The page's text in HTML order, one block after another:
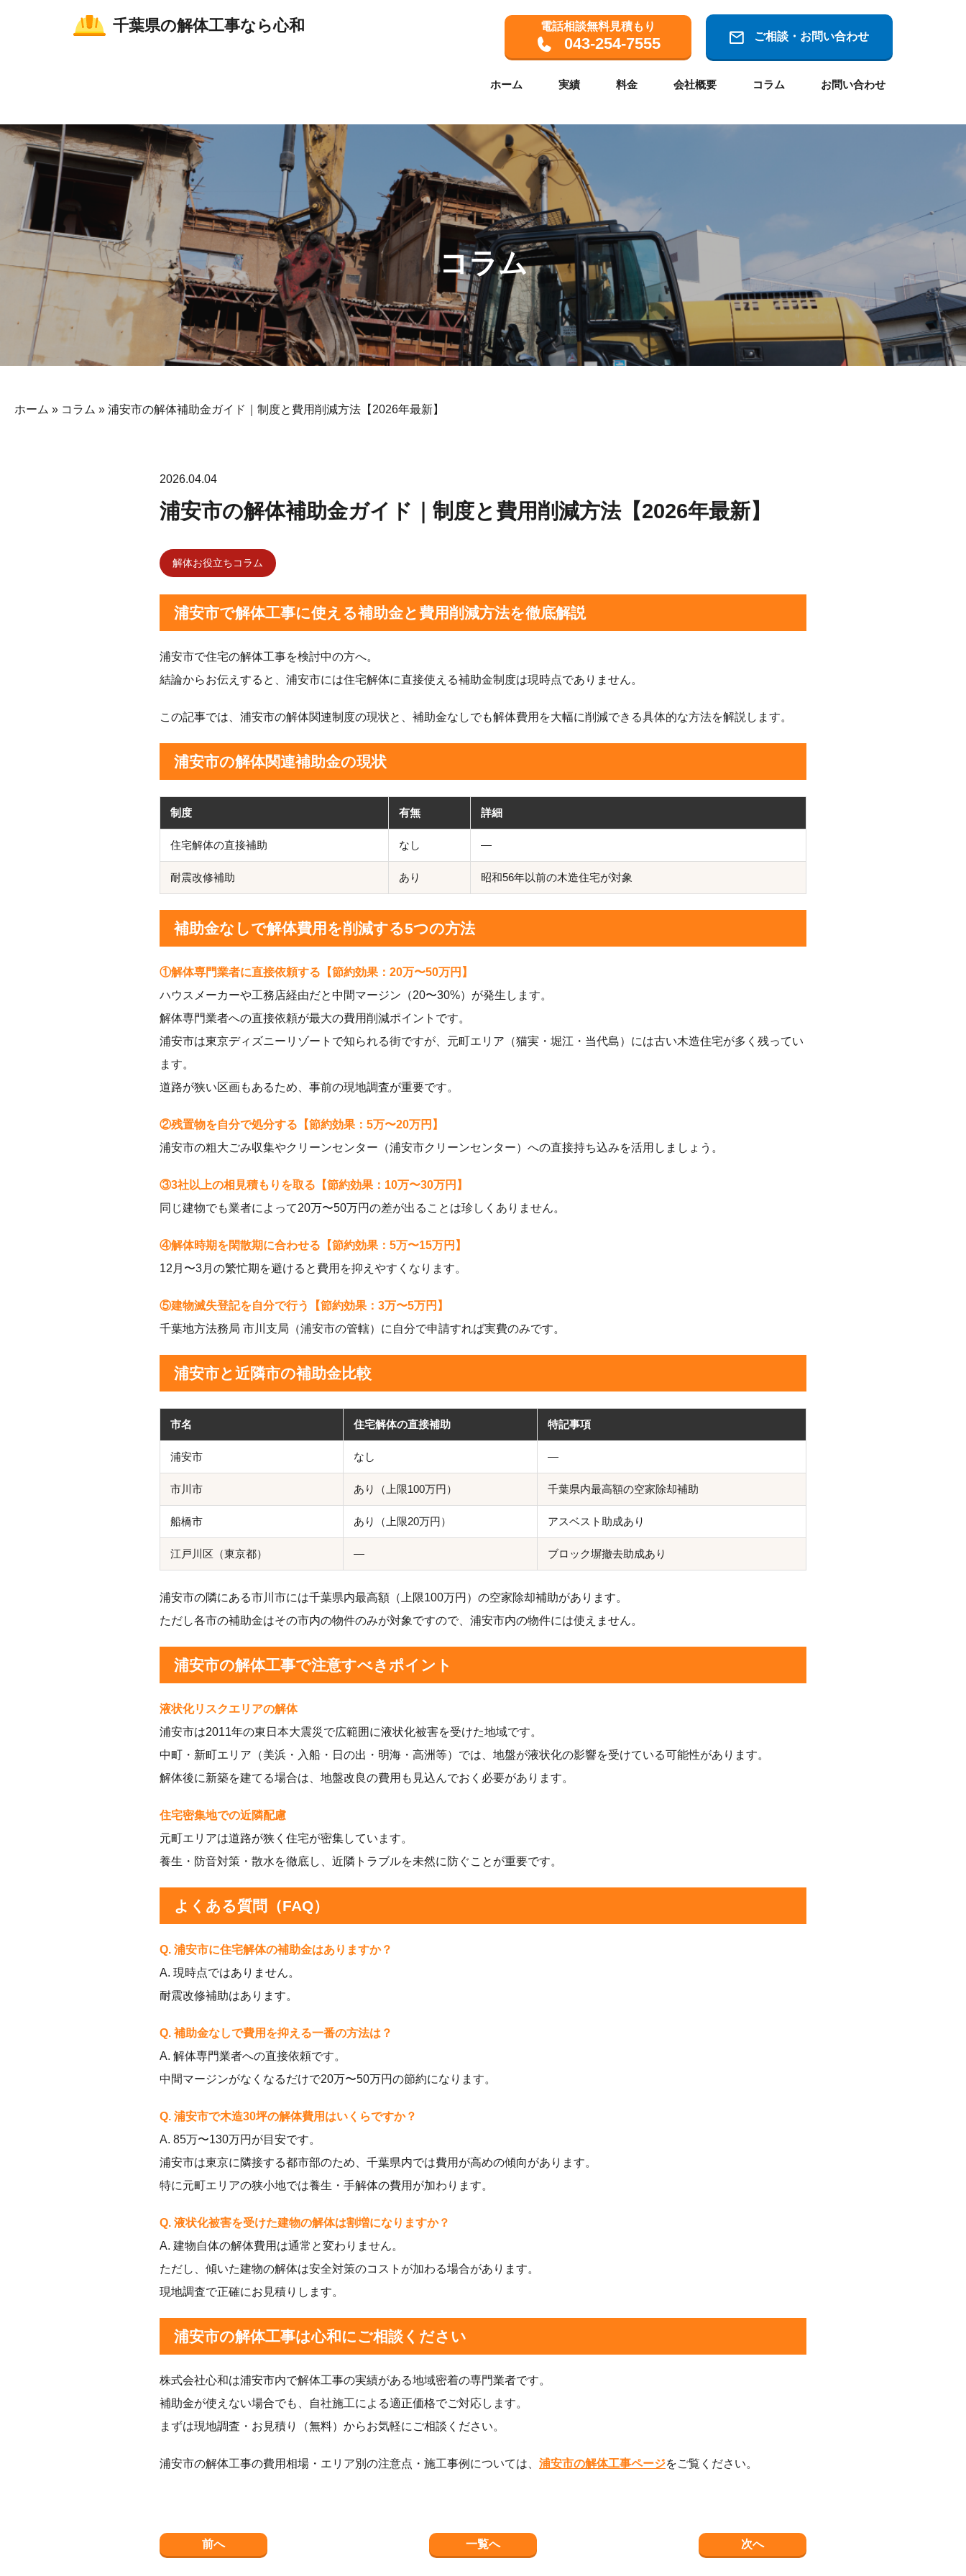
千葉県の解体工事なら心和
千葉県の解体工事なら株式会社心和
電話相談無料見積もり
043-254-7555 ご相談・お問い合わせ
ホーム 実績 料金 会社概要 コラム お問い合わせ
コラム
ホーム » コラム » 浦安市の解体補助金ガイド｜制度と費用削減方法【2026年最新】
2026.04.04
浦安市の解体補助金ガイド｜制度と費用削減方法【2026年最新】
解体お役立ちコラム
浦安市で解体工事に使える補助金と費用削減方法を徹底解説
浦安市で住宅の解体工事を検討中の方へ。
結論からお伝えすると、浦安市には住宅解体に直接使える補助金制度は現時点でありません。
この記事では、浦安市の解体関連制度の現状と、補助金なしでも解体費用を大幅に削減できる具体的な方法を解説します。
浦安市の解体関連補助金の現状
制度 有無 詳細
住宅解体の直接補助 なし —
耐震改修補助 あり 昭和56年以前の木造住宅が対象
補助金なしで解体費用を削減する5つの方法
①解体専門業者に直接依頼する【節約効果：20万〜50万円】
ハウスメーカーや工務店経由だと中間マージン（20〜30%）が発生します。
解体専門業者への直接依頼が最大の費用削減ポイントです。
浦安市は東京ディズニーリゾートで知られる街ですが、元町エリア（猫実・堀江・当代島）には古い木造住宅が多く残ってい
ます。
道路が狭い区画もあるため、事前の現地調査が重要です。
②残置物を自分で処分する【節約効果：5万〜20万円】
浦安市の粗大ごみ収集やクリーンセンター（浦安市クリーンセンター）への直接持ち込みを活用しましょう。
③3社以上の相見積もりを取る【節約効果：10万〜30万円】
同じ建物でも業者によって20万〜50万円の差が出ることは珍しくありません。
④解体時期を閑散期に合わせる【節約効果：5万〜15万円】
12月〜3月の繁忙期を避けると費用を抑えやすくなります。
⑤建物滅失登記を自分で行う【節約効果：3万〜5万円】
千葉地方法務局 市川支局（浦安市の管轄）に自分で申請すれば実費のみです。
浦安市と近隣市の補助金比較
市名 住宅解体の直接補助 特記事項
浦安市 なし —
市川市 あり（上限100万円） 千葉県内最高額の空家除却補助
船橋市 あり（上限20万円） アスベスト助成あり
江戸川区（東京都） — ブロック塀撤去助成あり
浦安市の隣にある市川市には千葉県内最高額（上限100万円）の空家除却補助があります。
ただし各市の補助金はその市内の物件のみが対象ですので、浦安市内の物件には使えません。
浦安市の解体工事で注意すべきポイント
液状化リスクエリアの解体
浦安市は2011年の東日本大震災で広範囲に液状化被害を受けた地域です。
中町・新町エリア（美浜・入船・日の出・明海・高洲等）では、地盤が液状化の影響を受けている可能性があります。
解体後に新築を建てる場合は、地盤改良の費用も見込んでおく必要があります。
住宅密集地での近隣配慮
元町エリアは道路が狭く住宅が密集しています。
養生・防音対策・散水を徹底し、近隣トラブルを未然に防ぐことが重要です。
よくある質問（FAQ）
Q. 浦安市に住宅解体の補助金はありますか？
A. 現時点ではありません。
耐震改修補助はあります。
Q. 補助金なしで費用を抑える一番の方法は？
A. 解体専門業者への直接依頼です。
中間マージンがなくなるだけで20万〜50万円の節約になります。
Q. 浦安市で木造30坪の解体費用はいくらですか？
A. 85万〜130万円が目安です。
浦安市は東京に隣接する都市部のため、千葉県内では費用が高めの傾向があります。
特に元町エリアの狭小地では養生・手解体の費用が加わります。
Q. 液状化被害を受けた建物の解体は割増になりますか？
A. 建物自体の解体費用は通常と変わりません。
ただし、傾いた建物の解体は安全対策のコストが加わる場合があります。
現地調査で正確にお見積りします。
浦安市の解体工事は心和にご相談ください
株式会社心和は浦安市内で解体工事の実績がある地域密着の専門業者です。
補助金が使えない場合でも、自社施工による適正価格でご対応します。
まずは現地調査・お見積り（無料）からお気軽にご相談ください。
浦安市の解体工事の費用相場・エリア別の注意点・施工事例については、 浦安市の解体工事ページをご覧ください。
前へ 一覧へ 次へ